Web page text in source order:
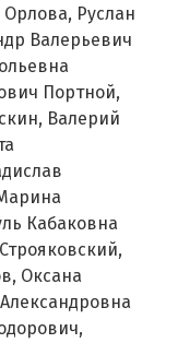
Руслан
Валерьевич
Портной,
Валерий
Кабаковна
Оксана